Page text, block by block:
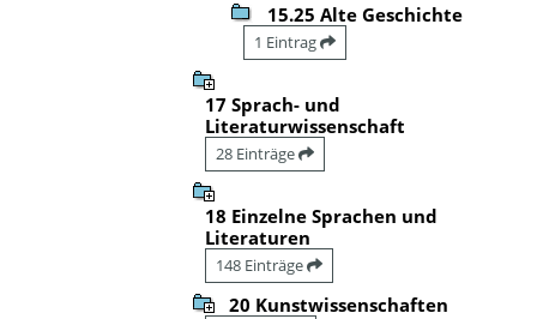
15.25 Alte Geschichte
1 Eintrag
17 Sprach- und
Literaturwissenschaft
28 Einträge
18 Einzelne Sprachen und
Literaturen
148 Einträge
20 Kunstwissenschaften